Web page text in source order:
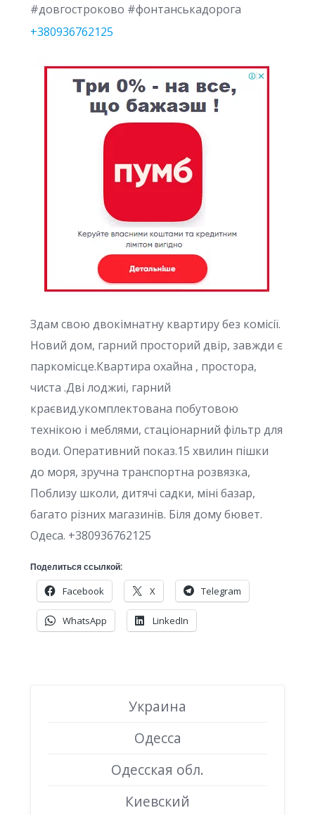
#довгостроково #фонтанськадорога
+380936762125
Здам свою двокімнатну квартиру без комісії.
Новий дом, гарний просторий двір, завжди є
паркомісце.Квартира охайна , простора,
чиста .Дві лоджиі, гарний
краєвид.укомплектована побутовою
технікою і меблями, стаціонарний фільтр для
води. Оперативний показ.15 хвилин пішки
до моря, зручна транспортна розвязка,
Поблизу школи, дитячі садки, міні базар,
багато різних магазинів. Біля дому бювет.
Одеса. +380936762125
Поделиться ссылкой:
Facebook X Telegram
WhatsApp LinkedIn
Украина
Одесса
Одесская обл.
Киевский